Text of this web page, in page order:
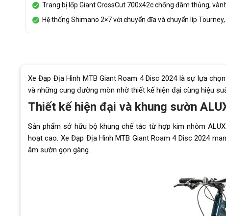
Trang bị lốp Giant CrossCut 700x42c chống đâm thủng,
Hệ thống Shimano 2×7 với chuyển đĩa và chuyển líp
Xe Đạp Địa Hình MTB Giant Roam 4 Disc 2024 là sự lựa
và những cung đường mòn nhờ thiết kế hiện đại cùng hiệu
Thiết kế hiện đại và khung sườn
Sản phẩm sở hữu bộ khung chế tác từ hợp kim nhôm
hoạt cao. Xe Đạp Địa Hình MTB Giant Roam 4 Disc 2024
âm sườn gọn gàng.